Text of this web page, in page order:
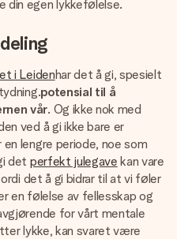
din egen lykkefølelse.
i Leidenhar det å gi, spesielt
potensial til å
vår. Og ikke nok med
ved å gi ikke bare er
lengre periode, noe som
det perfekt julegave kan vare
det å gi bidrar til at vi føler
en følelse av fellesskap og
for vårt mentale
lykke, kan svaret være